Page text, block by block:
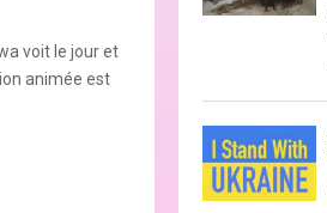
voit le jour et
animée est